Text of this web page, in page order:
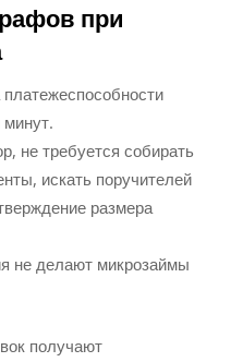
при
не требуется собирать
искать поручителей
размера
не делают микрозаймы
получают